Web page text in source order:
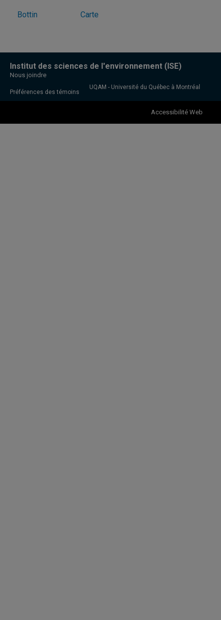
Bottin Carte
Institut des sciences de l'environnement (ISE)
Nous joindre
Préférences des témoins
UQAM - Université du Québec à Montréal
Accessibilité Web